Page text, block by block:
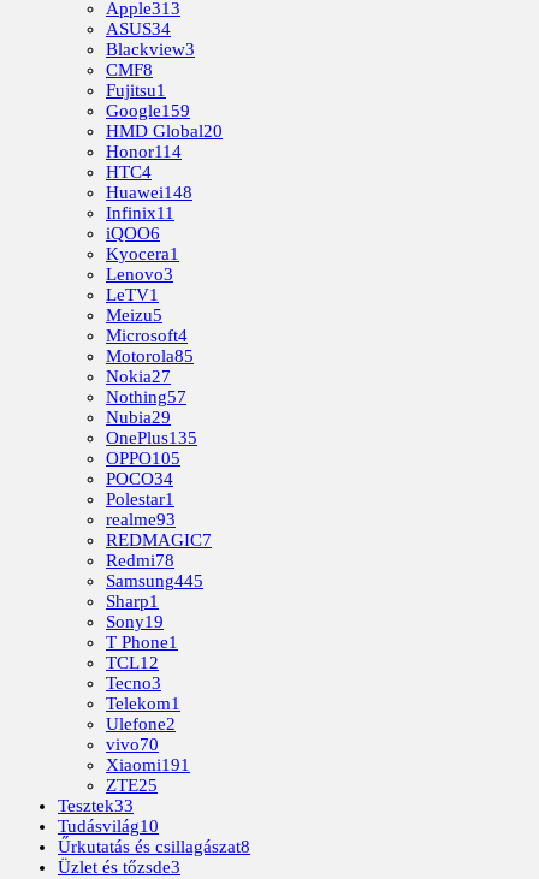
Apple313
ASUS34
Blackview3
CMF8
Fujitsu1
Google159
HMD Global20
Honor114
HTC4
Huawei148
Infinix11
iQOO6
Kyocera1
Lenovo3
LeTV1
Meizu5
Microsoft4
Motorola85
Nokia27
Nothing57
Nubia29
OnePlus135
OPPO105
POCO34
Polestar1
realme93
REDMAGIC7
Redmi78
Samsung445
Sharp1
Sony19
T Phone1
TCL12
Tecno3
Telekom1
Ulefone2
vivo70
Xiaomi191
ZTE25
Tesztek33
Tudásvilág10
Űrkutatás és csillagászat8
Üzlet és tőzsde3